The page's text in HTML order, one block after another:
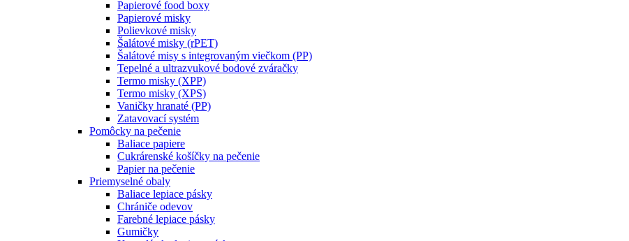
Papierové food boxy
Papierové misky
Polievkové misky
Šalátové misky (rPET)
Šalátové misy s integrovaným viečkom (PP)
Tepelné a ultrazvukové bodové zváračky
Termo misky (XPP)
Termo misky (XPS)
Vaničky hranaté (PP)
Zatavovací systém
Pomôcky na pečenie
Baliace papiere
Cukrárenské košíčky na pečenie
Papier na pečenie
Priemyselné obaly
Baliace lepiace pásky
Chrániče odevov
Farebné lepiace pásky
Gumičky